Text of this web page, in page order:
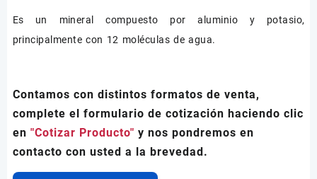
Es un mineral compuesto por aluminio y potasio,
principalmente con 12 moléculas de agua.
Contamos con distintos formatos de venta,
complete el formulario de cotización haciendo clic
en "Cotizar Producto" y nos pondremos en
contacto con usted a la brevedad.